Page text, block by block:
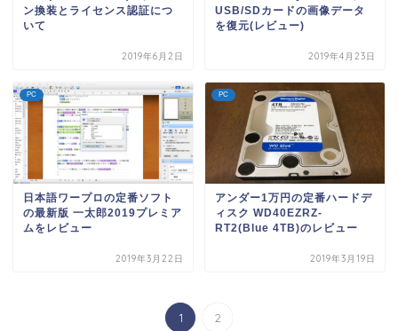
ン換装とライセンス認証につ
いて
2019年6月2日
USB/SDカードの画像データ
を復元(レビュー)
2019年4月23日
PC
日本語ワープロの定番ソフト
の最新版 一太郎2019プレミア
ムをレビュー
2019年3月22日
PC
アンダー1万円の定番ハードデ
ィスク WD40EZRZ-
RT2(Blue 4TB)のレビュー
2019年3月19日
1 2